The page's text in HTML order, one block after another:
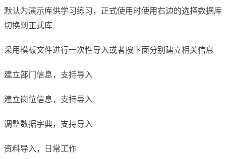
默认为演示库供学习练习，正式使用时使用右边的选择数据库
切换到正式库
采用模板文件进行一次性导入或者按下面分别建立相关信息
建立部门信息，支持导入
建立岗位信息，支持导入
调整数据字典，支持导入
资料导入，日常工作